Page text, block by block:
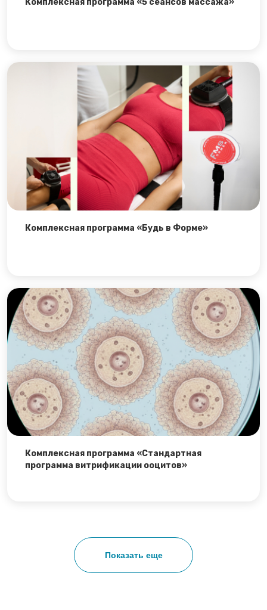
Комплексная программа «5 сеансов массажа»
Комплексная программа «Будь в Форме»
Комплексная программа «Стандартная
программа витрификации ооцитов»
Нумерация страниц
Показать еще